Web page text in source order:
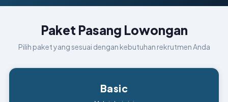
Paket Pasang Lowongan
Pilih paket yang sesuai dengan kebutuhan rekrutmen Anda
Basic